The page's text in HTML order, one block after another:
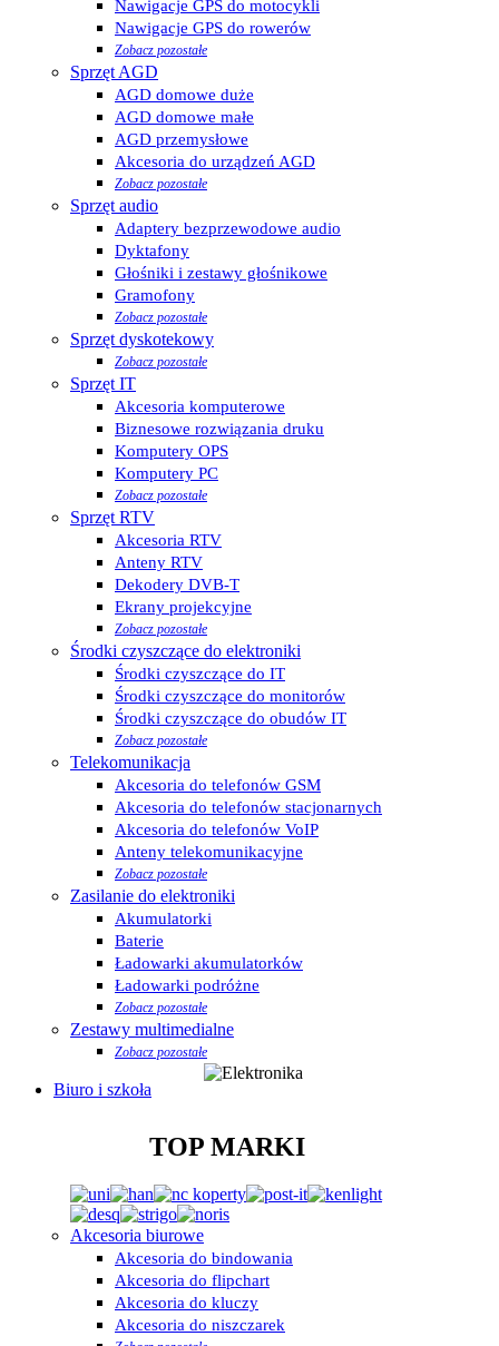
Nawigacje GPS do motocykli
Nawigacje GPS do rowerów
Zobacz pozostałe
Sprzęt AGD
AGD domowe duże
AGD domowe małe
AGD przemysłowe
Akcesoria do urządzeń AGD
Zobacz pozostałe
Sprzęt audio
Adaptery bezprzewodowe audio
Dyktafony
Głośniki i zestawy głośnikowe
Gramofony
Zobacz pozostałe
Sprzęt dyskotekowy
Zobacz pozostałe
Sprzęt IT
Akcesoria komputerowe
Biznesowe rozwiązania druku
Komputery OPS
Komputery PC
Zobacz pozostałe
Sprzęt RTV
Akcesoria RTV
Anteny RTV
Dekodery DVB-T
Ekrany projekcyjne
Zobacz pozostałe
Środki czyszczące do elektroniki
Środki czyszczące do IT
Środki czyszczące do monitorów
Środki czyszczące do obudów IT
Zobacz pozostałe
Telekomunikacja
Akcesoria do telefonów GSM
Akcesoria do telefonów stacjonarnych
Akcesoria do telefonów VoIP
Anteny telekomunikacyjne
Zobacz pozostałe
Zasilanie do elektroniki
Akumulatorki
Baterie
Ładowarki akumulatorków
Ładowarki podróżne
Zobacz pozostałe
Zestawy multimedialne
Zobacz pozostałe
Biuro i szkoła
TOP MARKI
Akcesoria biurowe
Akcesoria do bindowania
Akcesoria do flipchart
Akcesoria do kluczy
Akcesoria do niszczarek